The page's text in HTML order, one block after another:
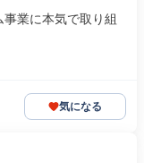
業に本気で取り組
気になる